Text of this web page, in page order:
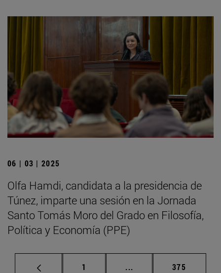
06 | 03 | 2025
Olfa Hamdi, candidata a la presidencia de
Túnez, imparte una sesión en la Jornada
Santo Tomás Moro del Grado en Filosofía,
Política y Economía (PPE)
Página
1 ... Páginas intermedias
Página
375